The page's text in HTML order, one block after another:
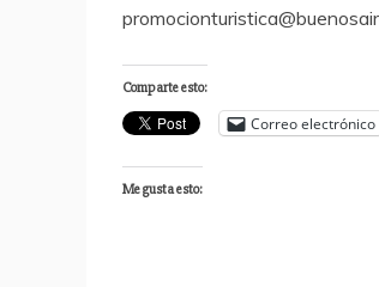
Comparte esto:
Correo electrónico
Me gusta esto: